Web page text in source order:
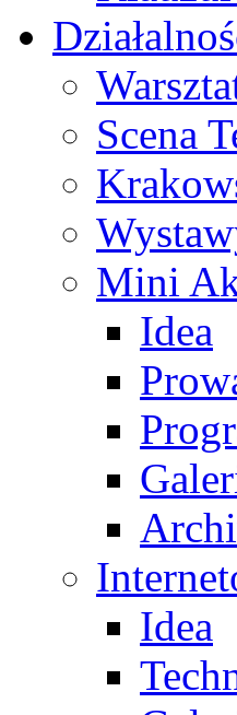
Scena
Mini
Idea
Idea